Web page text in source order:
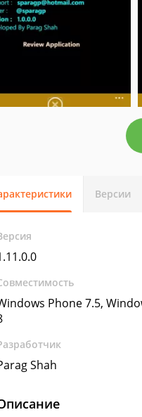
Версии
Phone 7.5,
Shah